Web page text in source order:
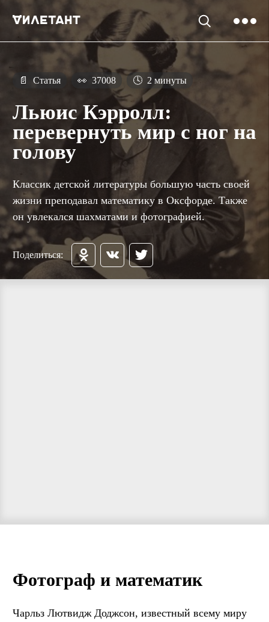
📄 Статья 👀 37008 🕓 2 минуты
Льюис Кэрролл:
перевернуть мир с ног на
голову
Классик детской литературы большую часть своей
жизни преподавал математику в Оксфорде. Также
он увлекался шахматами и фотографией.
Поделиться:
Фотограф и математик
Чарльз Лютвидж Доджсон, известный всему миру